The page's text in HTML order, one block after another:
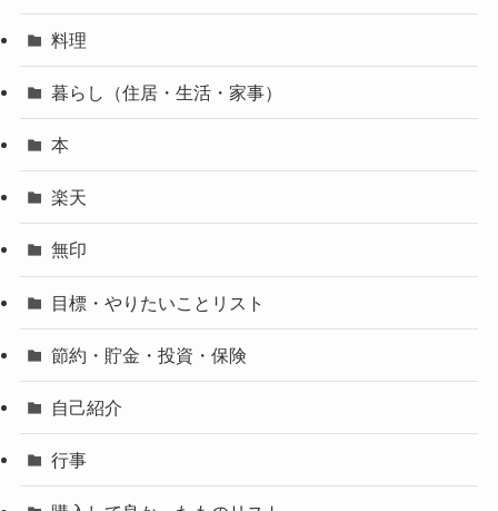
料理
暮らし（住居・生活・家事）
本
楽天
無印
目標・やりたいことリスト
節約・貯金・投資・保険
自己紹介
行事